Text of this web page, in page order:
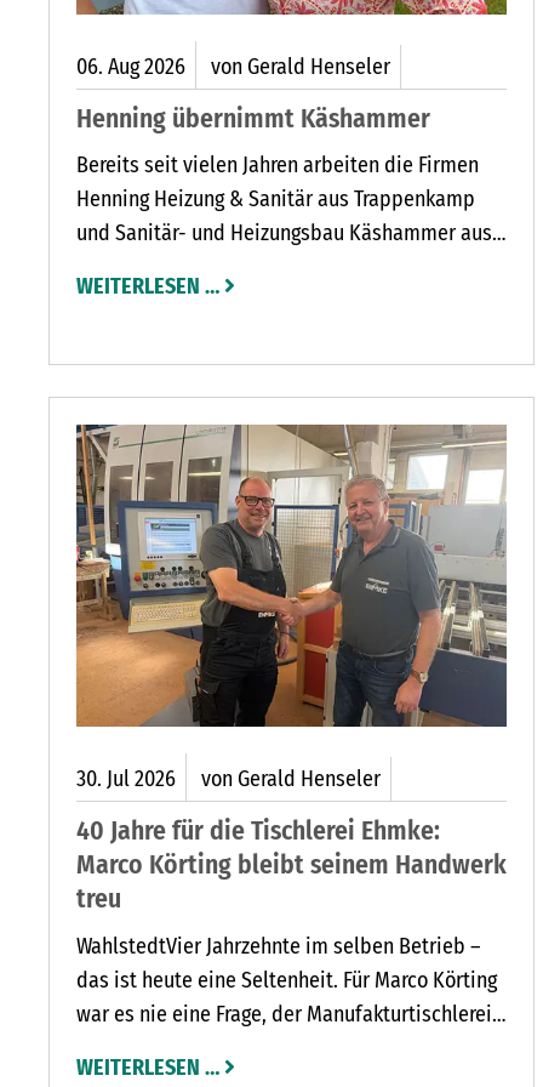
06. Aug2026 von Gerald Henseler
Henning übernimmt Käshammer
Bereits seit vielen Jahren arbeiten die Firmen
Henning Heizung & Sanitär aus Trappenkamp
und Sanitär- und Heizungsbau Käshammer aus
WEITERLESEN …
30. Jul2026 von Gerald Henseler
40 Jahre für die Tischlerei Ehmke:
Marco Körting bleibt seinem Handwerk
treu
WahlstedtVier Jahrzehnte im selben Betrieb –
das ist heute eine Seltenheit. Für Marco Körting
war es nie eine Frage, der Manufakturtischlerei
WEITERLESEN …
FÜR VINTAGE, DEKO UND LIEBLINGSSTÜCKE